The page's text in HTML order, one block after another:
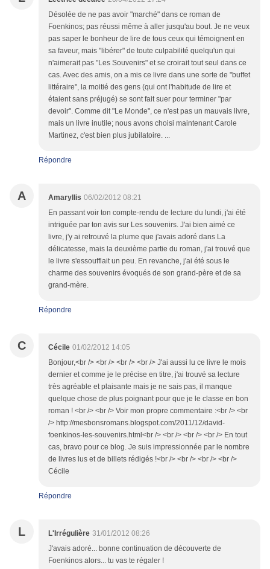
Désolée de ne pas avoir "marché" dans ce roman de
Foenkinos; pas réussi même à aller jusqu'au bout. Je ne veux
pas saper le bonheur de lire de tous ceux qui témoignent en
sa faveur, mais "libérer" de toute culpabilité quelqu'un qui
n'aimerait pas "Les Souvenirs" et se croirait tout seul dans ce
cas. Avec des amis, on a mis ce livre dans une sorte de "buffet
littéraire", la moitié des gens (qui ont l'habitude de lire et
étaient sans préjugé) se sont fait suer pour terminer "par
devoir". Comme dit "Le Monde", ce n'est pas un mauvais livre,
mais un livre inutile; nous avons choisi maintenant Carole
Martinez, c'est bien plus jubilatoire. ...
Répondre
A Amaryllis 06/02/2012 08:21
En passant voir ton compte-rendu de lecture du lundi, j'ai été
intriguée par ton avis sur Les souvenirs. J'ai bien aimé ce
livre, j'y ai retrouvé la plume que j'avais adoré dans La
délicatesse, mais la deuxième partie du roman, j'ai trouvé que
le livre s'essoufflait un peu. En revanche, j'ai été sous le
charme des souvenirs évoqués de son grand-père et de sa
grand-mère.
Répondre
C Cécile 01/02/2012 14:05
Bonjour,<br /> <br /> <br /> <br /> J'ai aussi lu ce livre le mois
dernier et comme je le précise en titre, j'ai trouvé sa lecture
très agréable et plaisante mais je ne sais pas, il manque
quelque chose de plus poignant pour que je le classe en bon
roman ! <br /> <br /> Voir mon propre commentaire :<br /> <br
/> http://mesbonsromans.blogspot.com/2011/12/david-
foenkinos-les-souvenirs.html<br /> <br /> <br /> <br /> En tout
cas, bravo pour ce blog. Je suis impressionnée par le nombre
de livres lus et de billets rédigés !<br /> <br /> <br /> <br />
Cécile
Répondre
L L'Irrégulière 31/01/2012 08:26
J'avais adoré... bonne continuation de découverte de
Foenkinos alors... tu vas te régaler !